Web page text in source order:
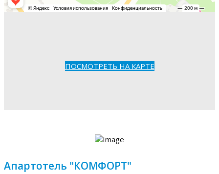
ПОСМОТРЕТЬ НА КАРТЕ
Апартотель "КОМФОРТ"